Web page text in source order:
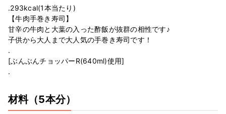
.293kcal(1本当たり)⠀
【牛肉手巻き寿司】⠀
甘辛の牛肉と大葉の入った酢飯が抜群の相性です♪⠀
子供から大人まで大人気の手巻き寿司です！⠀
.⠀
[ぶんぶんチョッパーR(640ml)使用]⠀
.⠀
材料（5本分）